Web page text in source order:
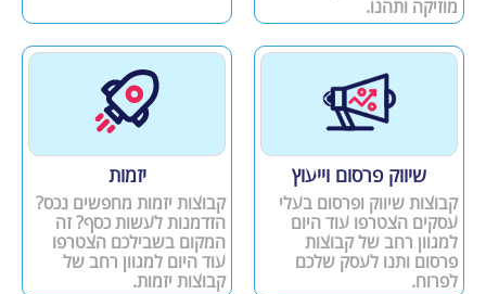
מוזיקה ותהנו.
שיווק פרסום וייעוץ
קבוצות שיווק ופרסום בעלי
עסקים הצטרפו עוד היום
למגוון רחב של קבוצות
פרסום ותנו לעסק שלכם
לפרוח.
יזמות
קבוצות יזמות מחפשים נכס?
הזדמנות לעשות כסף? זה
המקום בשבילכם הצטרפו
עוד היום למגוון רחב של
קבוצות יזמות.